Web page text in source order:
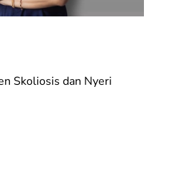
Skoliosis dan Nyeri